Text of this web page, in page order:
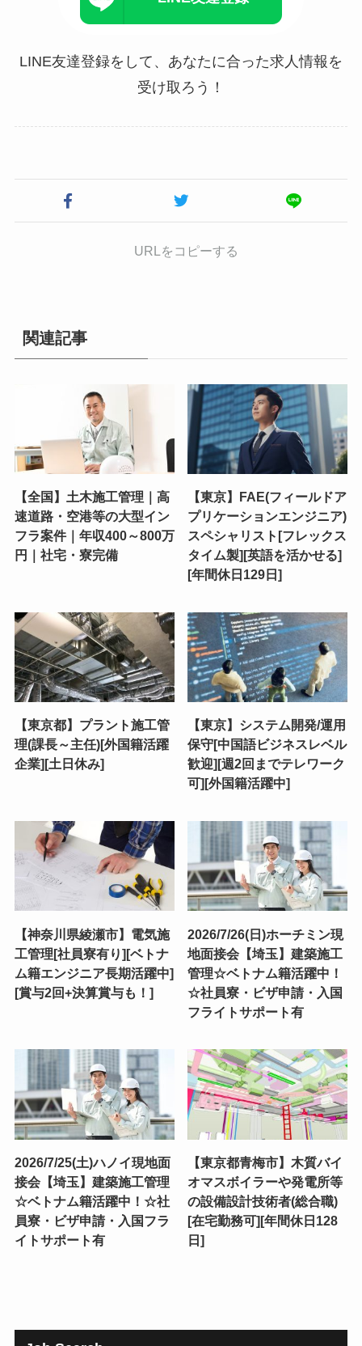
LINE友達登録をして、あなたに合った求人情報を
受け取ろう！
URLをコピーする
関連記事
【全国】土木施工管理｜高
速道路・空港等の大型イン
フラ案件｜年収400～800万
円｜社宅・寮完備
【東京】FAE(フィールドア
プリケーションエンジニア)
スペシャリスト[フレックス
タイム製][英語を活かせる]
[年間休日129日]
【東京都】プラント施工管
理(課長～主任)[外国籍活躍
企業][土日休み]
【東京】システム開発/運用
保守[中国語ビジネスレベル
歓迎][週2回までテレワーク
可][外国籍活躍中]
【神奈川県綾瀬市】電気施
工管理[社員寮有り][ベトナ
ム籍エンジニア長期活躍中]
[賞与2回+決算賞与も！]
2026/7/26(日)ホーチミン現
地面接会【埼玉】建築施工
管理☆ベトナム籍活躍中！
☆社員寮・ビザ申請・入国
フライトサポート有
2026/7/25(土)ハノイ現地面
接会【埼玉】建築施工管理
☆ベトナム籍活躍中！☆社
員寮・ビザ申請・入国フラ
イトサポート有
【東京都青梅市】木質バイ
オマスボイラーや発電所等
の設備設計技術者(総合職)
[在宅勤務可][年間休日128
日]